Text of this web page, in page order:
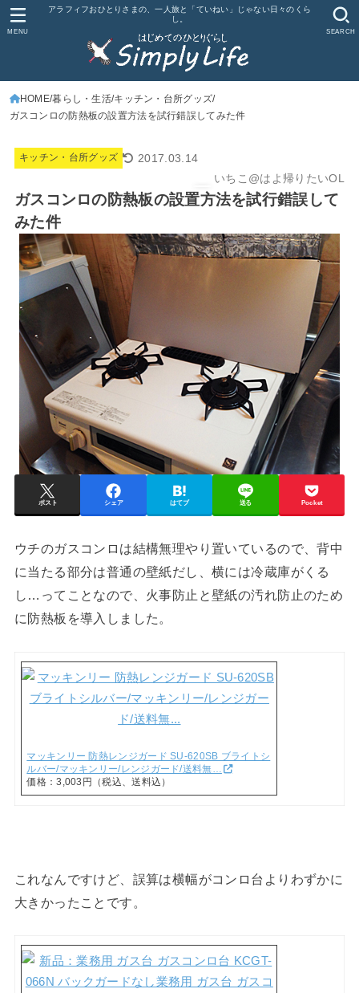
アラフィフおひとりさまの、一人旅と「ていねい」じゃない日々のくら
し。
SEARCH
MENU
HOME 暮らし・生活 キッチン・台所グッズ
ガスコンロの防熱板の設置方法を試行錯誤してみた件
キッチン・台所グッズ
2017.03.14
いちこ@はよ帰りたいOL
ガスコンロの防熱板の設置方法を試行錯誤して
みた件
ポスト シェア はてブ 送る Pocket
ウチのガスコンロは結構無理やり置いているので、背中
に当たる部分は普通の壁紙だし、横には冷蔵庫がくる
し…ってことなので、火事防止と壁紙の汚れ防止のため
に防熱板を導入しました。
マッキンリー 防熱レンジガード SU-620SB ブライトシ
ルバー/マッキンリー/レンジガード/送料無…
価格：3,003円（税込、送料込）
これなんですけど、誤算は横幅がコンロ台よりわずかに
大きかったことです。